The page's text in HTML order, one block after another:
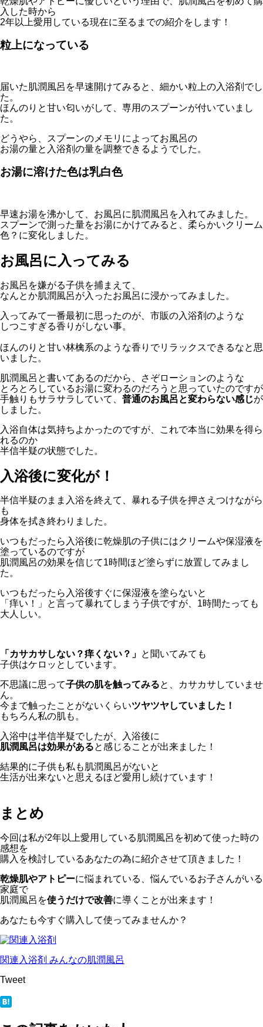
入した時から
2年以上愛用している現在に至るまでの紹介をします！
粒上になっている
届いた肌潤風呂を早速開けてみると、細かい粒上の入浴剤でし
た。
ほんのりと甘い匂いがして、専用のスプーンが付いていまし
た。
どうやら、スプーンのメモリによってお風呂の
お湯の量と入浴剤の量を調整できるようでした。
お湯に溶けた色は乳白色
早速お湯を沸かして、お風呂に肌潤風呂を入れてみました。
スプーンで測った量をお湯にかけてみると、柔らかいクリーム
色？に変化しました。
お風呂に入ってみる
お風呂を嫌がる子供を捕まえて、
なんとか肌潤風呂が入ったお風呂に浸かってみました。
入ってみて一番最初に思ったのが、市販の入浴剤のような
しつこすぎる香りがしない事。
ほんのりと甘い林檎系のような香りでリラックスできるなと思
いました。
肌潤風呂と書いてあるのだから、さぞローションのような
とろとろしているお湯に変わるのだろうと思っていたのですが
手触りもサラサラしていて、 普通のお風呂と変わらない感じが
しました。
入浴自体は気持ちよかったのですが、これで本当に効果を得ら
れるのか
半信半疑の状態でした。
入浴後に変化が！
半信半疑のまま入浴を終えて、暴れる子供を押さえつけながら
も
身体を拭き終わりました。
いつもだったら入浴後に乾燥肌の子供にはクリームや保湿液を
塗っているのですが
肌潤風呂の効果を信じて1時間ほど塗らずに放置してみまし
た。
いつもだったら入浴後すぐに保湿液を塗らないと
「痒い！」と言って暴れてしまう子供ですが、1時間たっても
大人しい。
「カサカサしない？痒くない？」 と聞いてみても
子供はケロッとしています。
不思議に思って子供の肌を触ってみると、カサカサしていませ
ん。
今まで触ったことがないくらいツヤツヤしていました！
もちろん私の肌も。
入浴中は半信半疑でしたが、入浴後に
肌潤風呂は効果があると感じることが出来ました！
結果的に子供も私も肌潤風呂がないと
生活が出来ないと思えるほど愛用し続けています！
まとめ
今回は私が2年以上愛用している肌潤風呂を初めて使った時の
感想を
購入を検討しているあなたの為に紹介させて頂きました！
乾燥肌やアトピーに悩まれている、悩んでいるお子さんがいる
家庭で
肌潤風呂を使うだけで改善に導くことが出来ます！
あなたも今すぐ購入して使ってみませんか？
関連入浴剤 みんなの肌潤風呂
Tweet